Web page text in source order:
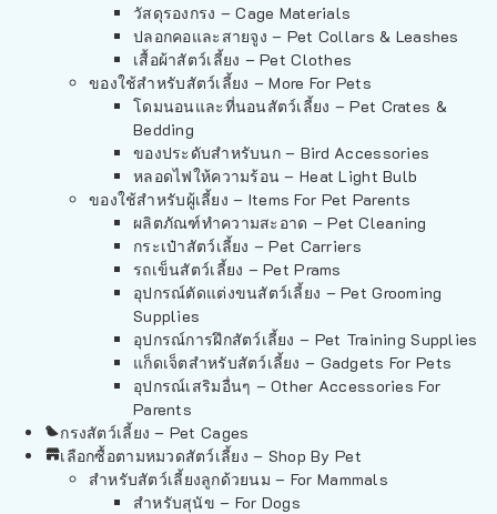
วัสดุรองกรง – Cage Materials
ปลอกคอและสายจูง – Pet Collars & Leashes
เสื้อผ้าสัตว์เลี้ยง – Pet Clothes
ของใช้สำหรับสัตว์เลี้ยง – More For Pets
โดมนอนและที่นอนสัตว์เลี้ยง – Pet Crates &
Bedding
ของประดับสำหรับนก – Bird Accessories
หลอดไฟให้ความร้อน – Heat Light Bulb
ของใช้สำหรับผู้เลี้ยง – Items For Pet Parents
ผลิตภัณฑ์ทำความสะอาด – Pet Cleaning
กระเป๋าสัตว์เลี้ยง – Pet Carriers
รถเข็นสัตว์เลี้ยง – Pet Prams
อุปกรณ์ตัดแต่งขนสัตว์เลี้ยง – Pet Grooming
Supplies
อุปกรณ์การฝึกสัตว์เลี้ยง – Pet Training Supplies
แก็ดเจ็ตสำหรับสัตว์เลี้ยง – Gadgets For Pets
อุปกรณ์เสริมอื่นๆ – Other Accessories For
Parents
กรงสัตว์เลี้ยง – Pet Cages
เลือกซื้อตามหมวดสัตว์เลี้ยง – Shop By Pet
สำหรับสัตว์เลี้ยงลูกด้วยนม – For Mammals
สำหรับสุนัข – For Dogs